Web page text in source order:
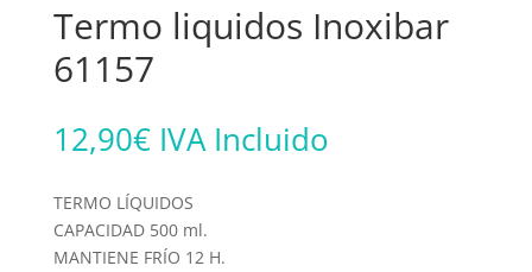
Termo liquidos Inoxibar
61157
12,90€ IVA Incluido
TERMO LÍQUIDOS
CAPACIDAD 500 ml.
MANTIENE FRÍO 12 H.